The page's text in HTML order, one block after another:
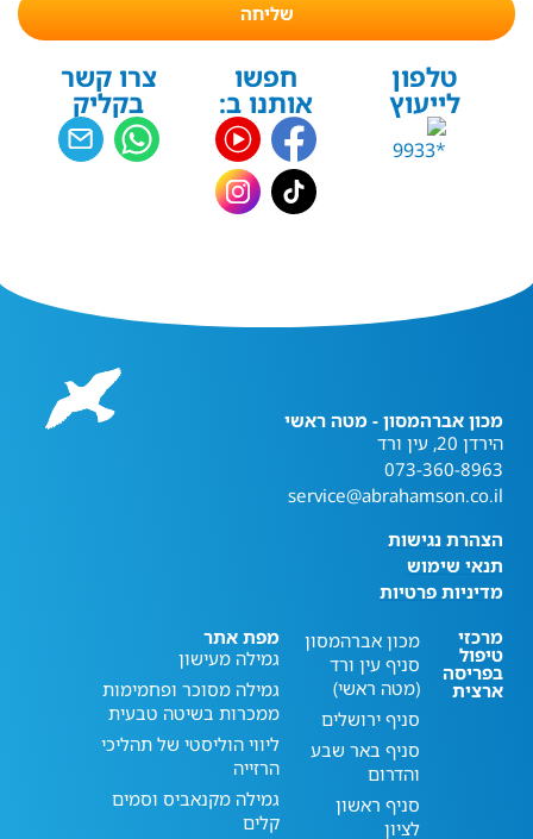
שליחה
טלפון
לייעוץ
חפשו
אותנו ב:
צרו קשר
בקליק
מכון אברהמסון - מטה ראשי
הירדן 20, עין ורד
073-360-8963
service@abrahamson.co.il
הצהרת נגישות
תנאי שימוש
מדיניות פרטיות
מרכזי
טיפול
בפריסה
ארצית
מכון אברהמסון
סניף עין ורד
(מטה ראשי)
סניף ירושלים
סניף באר שבע
והדרום
סניף ראשון
לציון
מפת אתר
גמילה מעישון
גמילה מסוכר ופחמימות
ממכרות בשיטה טבעית
ליווי הוליסטי של תהליכי
הרזייה
גמילה מקנאביס וסמים
קלים